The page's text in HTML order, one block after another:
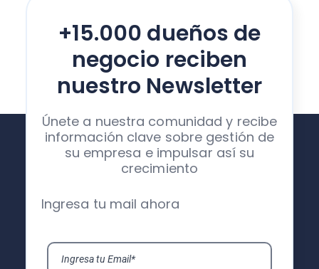
+15.000 dueños de
negocio reciben
nuestro Newsletter
Únete a nuestra comunidad y recibe
información clave sobre gestión de
su empresa e impulsar así su
crecimiento
Ingresa tu mail ahora